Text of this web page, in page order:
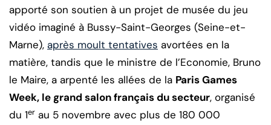
apporté son soutien à un projet de musée du jeu
vidéo imaginé à Bussy-Saint-Georges (Seine-et-
Marne), après moult tentatives avortées en la
matière, tandis que le ministre de l’Economie, Bruno
le Maire, a arpenté les allées de la Paris Games
Week, le grand salon français du secteur, organisé
du 1er au 5 novembre avec plus de 180 000